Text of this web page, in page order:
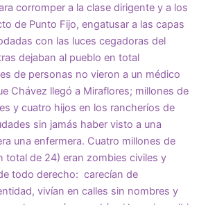
corromper a la clase dirigente y a los
de Punto Fijo, engatusar a las capas
con las luces cegadoras del
dejaban al pueblo en total
de personas no vieron a un médico
Chávez llegó a Miraflores; millones de
y cuatro hijos en los rancheríos de
sin jamás haber visto a una
una enfermera. Cuatro millones de
total de 24) eran zombies civiles y
todo derecho: carecían de
vivían en calles sin nombres y